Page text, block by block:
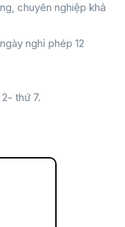
chuyên nghiệp khả
nghỉ phép 12
thứ 7.